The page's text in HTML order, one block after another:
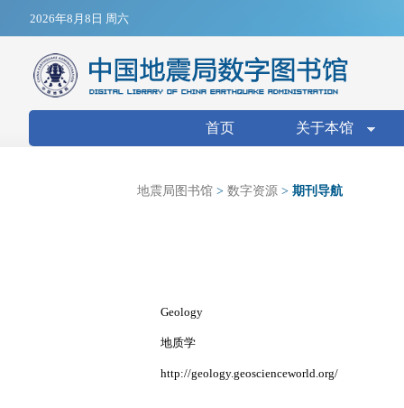
2026年8月8日 周六
搜索表单
首页 关于本馆
地震局图书馆 > 数字资源 > 期刊导航
Geology
地质学
http://geology.geoscienceworld.org/